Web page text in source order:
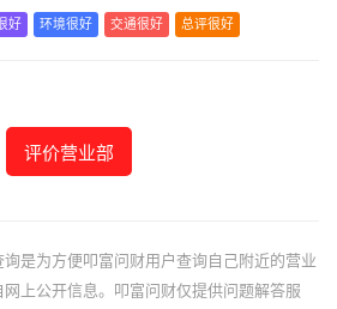
好 环境很好 交通很好 总评很好
评价营业部
是为方便叩富问财用户查询自己附近的营业
上公开信息。叩富问财仅提供问题解答服